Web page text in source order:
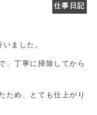
仕事日記
ました。
、丁寧に掃除してから
ため、とても仕上がり